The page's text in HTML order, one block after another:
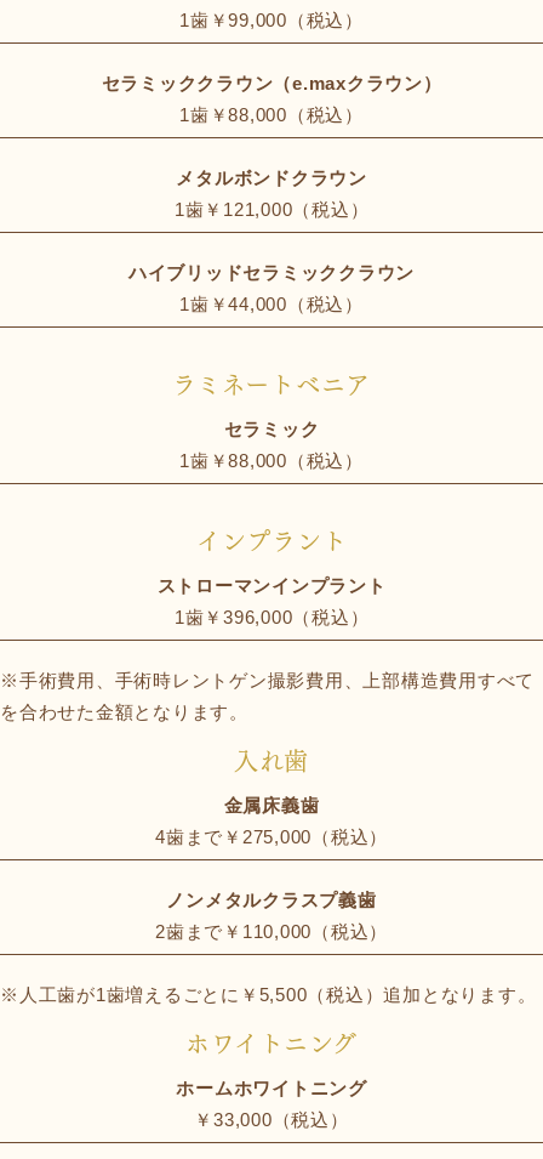
1歯￥99,000（税込）
セラミッククラウン（e.maxクラウン）
1歯￥88,000（税込）
メタルボンドクラウン
1歯￥121,000（税込）
ハイブリッドセラミッククラウン
1歯￥44,000（税込）
ラミネートべニア
セラミック
1歯￥88,000（税込）
インプラント
ストローマンインプラント
1歯￥396,000（税込）
※手術費用、手術時レントゲン撮影費用、上部構造費用すべて
を合わせた金額となります。
入れ歯
金属床義歯
4歯まで￥275,000（税込）
ノンメタルクラスプ義歯
2歯まで￥110,000（税込）
※人工歯が1歯増えるごとに￥5,500（税込）追加となります。
ホワイトニング
ホームホワイトニング
￥33,000（税込）